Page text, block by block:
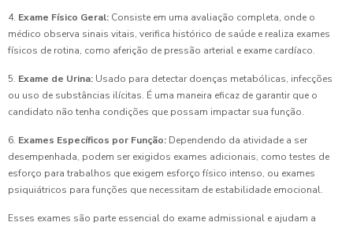
4. Exame Físico Geral: Consiste em uma avaliação completa, onde o
médico observa sinais vitais, verifica histórico de saúde e realiza exames
físicos de rotina, como aferição de pressão arterial e exame cardíaco.
5. Exame de Urina: Usado para detectar doenças metabólicas, infecções
ou uso de substâncias ilícitas. É uma maneira eficaz de garantir que o
candidato não tenha condições que possam impactar sua função.
6. Exames Específicos por Função: Dependendo da atividade a ser
desempenhada, podem ser exigidos exames adicionais, como testes de
esforço para trabalhos que exigem esforço físico intenso, ou exames
psiquiátricos para funções que necessitam de estabilidade emocional.
Esses exames são parte essencial do exame admissional e ajudam a